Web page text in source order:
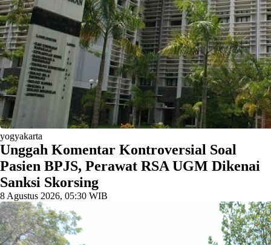
yogyakarta
Unggah Komentar Kontroversial Soal
Pasien BPJS, Perawat RSA UGM Dikenai
Sanksi Skorsing
8 Agustus 2026, 05:30 WIB